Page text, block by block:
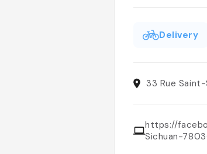
Delivery
33 Rue
https://
Sichuan-